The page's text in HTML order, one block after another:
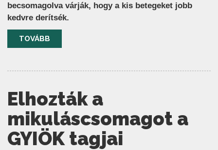
becsomagolva várják, hogy a kis betegeket jobb
kedvre derítsék.
TOVÁBB
Elhozták a
mikuláscsomagot a
GYIÖK tagjai